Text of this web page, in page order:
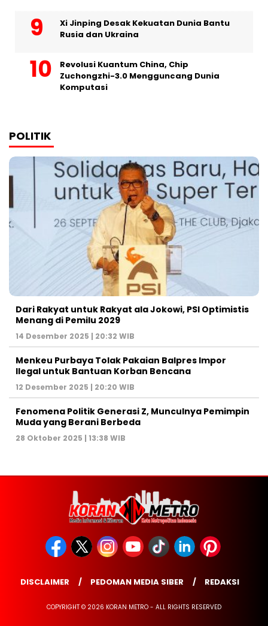
Xi Jinping Desak Kekuatan Dunia Bantu
Rusia dan Ukraina
Revolusi Kuantum China, Chip
Zuchongzhi-3.0 Mengguncang Dunia
Komputasi
POLITIK
Dari Rakyat untuk Rakyat ala Jokowi, PSI Optimistis
Menang di Pemilu 2029
14 Desember 2025 | 20:32 WIB
Menkeu Purbaya Tolak Pakaian Balpres Impor
Ilegal untuk Bantuan Korban Bencana
12 Desember 2025 | 20:20 WIB
Fenomena Politik Generasi Z, Munculnya Pemimpin
Muda yang Berani Berbeda
28 Oktober 2025 | 13:38 WIB
DISCLAIMER PEDOMAN MEDIA SIBER REDAKSI
COPYRIGHT © 2026 KORAN METRO - ALL RIGHTS RESERVED